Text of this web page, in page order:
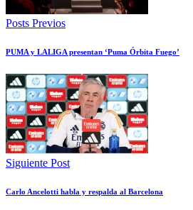
Posts Previos
PUMA y LALIGA presentan ‘Puma Órbita Fuego’
Siguiente Post
Carlo Ancelotti habla y respalda al Barcelona